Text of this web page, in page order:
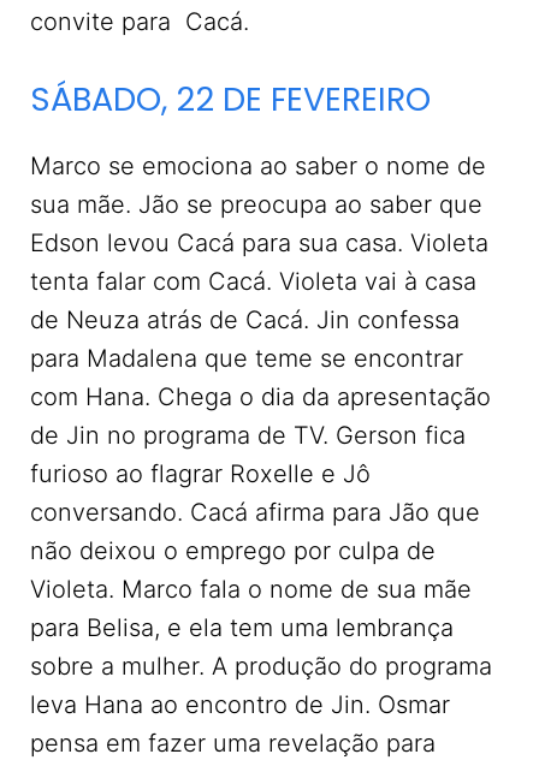
convite para Cacá.
SÁBADO, 22 DE FEVEREIRO
Marco se emociona ao saber o nome de
sua mãe. Jão se preocupa ao saber que
Edson levou Cacá para sua casa. Violeta
tenta falar com Cacá. Violeta vai à casa
de Neuza atrás de Cacá. Jin confessa
para Madalena que teme se encontrar
com Hana. Chega o dia da apresentação
de Jin no programa de TV. Gerson fica
furioso ao flagrar Roxelle e Jô
conversando. Cacá afirma para Jão que
não deixou o emprego por culpa de
Violeta. Marco fala o nome de sua mãe
para Belisa, e ela tem uma lembrança
sobre a mulher. A produção do programa
leva Hana ao encontro de Jin. Osmar
pensa em fazer uma revelação para